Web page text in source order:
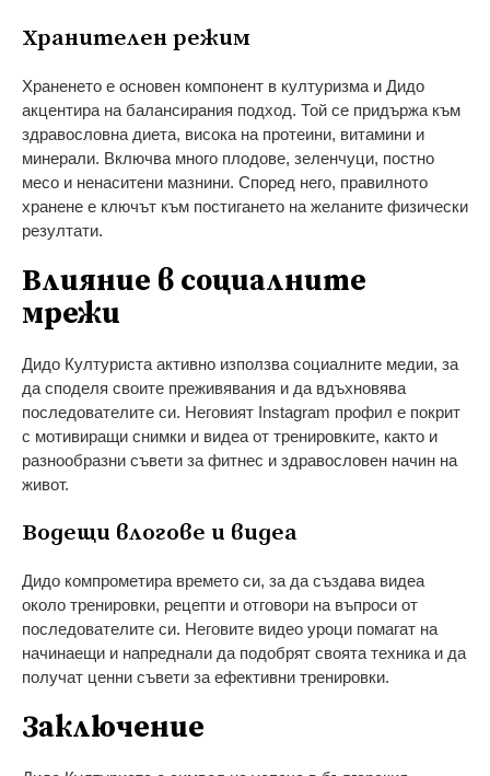
Хранителен режим
Храненето е основен компонент в културизма и Дидо
акцентира на балансирания подход. Той се придържа към
здравословна диета, висока на протеини, витамини и
минерали. Включва много плодове, зеленчуци, постно
месо и ненаситени мазнини. Според него, правилното
хранене е ключът към постигането на желаните физически
резултати.
Влияние в социалните
мрежи
Дидо Културиста активно използва социалните медии, за
да споделя своите преживявания и да вдъхновява
последователите си. Неговият Instagram профил е покрит
с мотивиращи снимки и видеа от тренировките, както и
разнообразни съвети за фитнес и здравословен начин на
живот.
Водещи влогове и видеа
Дидо компрометира времето си, за да създава видеа
около тренировки, рецепти и отговори на въпроси от
последователите си. Неговите видео уроци помагат на
начинаещи и напреднали да подобрят своята техника и да
получат ценни съвети за ефективни тренировки.
Заключение